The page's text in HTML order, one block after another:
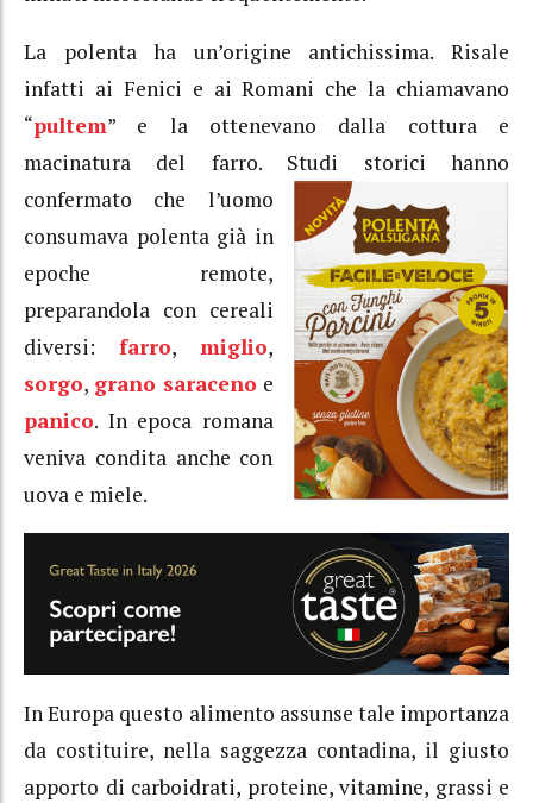
La polenta ha un’origine antichissima. Risale
infatti ai Fenici e ai Romani che la chiamavano
“pultem” e la ottenevano dalla cottura e
macinatura del farro. Studi storici hanno
confermato che l’uomo
consumava polenta già in
epoche remote,
preparandola con cereali
diversi: farro, miglio,
sorgo, grano saraceno e
panico. In epoca romana
veniva condita anche con
uova e miele.
In Europa questo alimento assunse tale importanza
da costituire, nella saggezza contadina, il giusto
apporto di carboidrati, proteine, vitamine, grassi e